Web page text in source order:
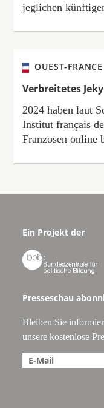
jeglichen
OUEST-
Verbreitetes
2024 haben laut
Institut français
Franzosen online
Ein Projekt der

Presseschau
Bleiben Sie
unsere kostenlose